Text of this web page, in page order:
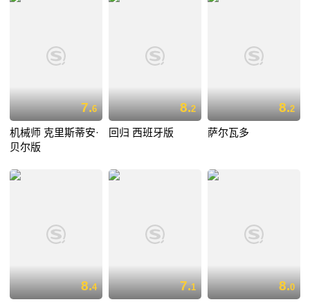
7.6
机械师 克里斯蒂安·
贝尔版
8.2
回归 西班牙版
8.2
萨尔瓦多
8.4 7.1 8.0